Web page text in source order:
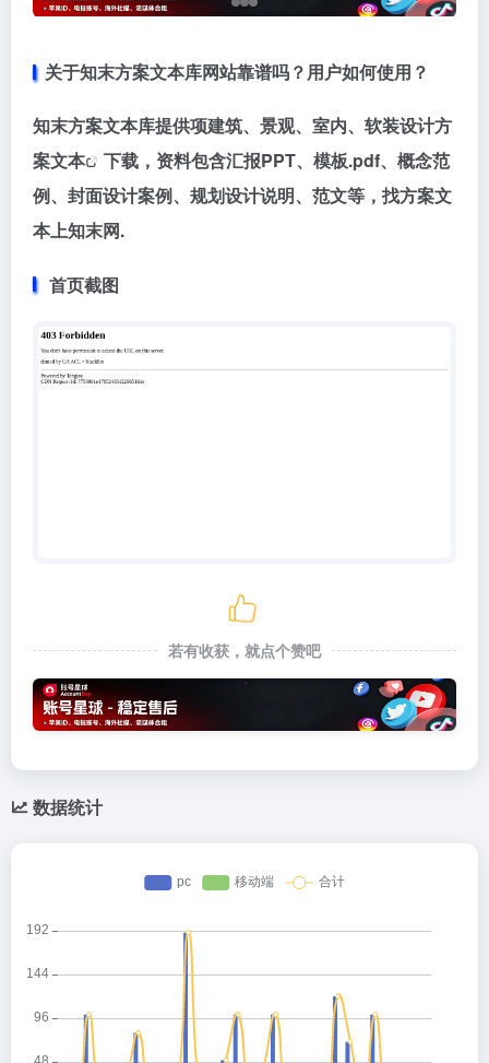
关于知末方案文本库网站靠谱吗？用户如何使用？
知末方案文本库提供项建筑、景观、室内、软装设计方
案文本
下载，资料包含汇报PPT、模板.pdf、概念范
例、封面设计案例、规划设计说明、范文等，找方案文
本上知末网.
首页截图
若有收获，就点个赞吧
数据统计